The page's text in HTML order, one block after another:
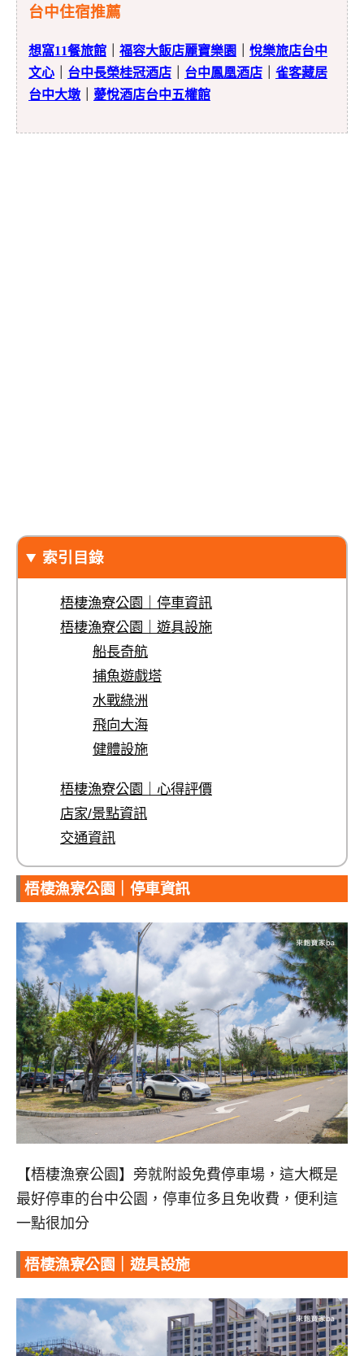
台中住宿推薦
想窩11餐旅館 福容大飯店麗寶樂園
悅樂旅店台中
文心
台中長榮桂冠酒店 台中鳳凰酒店
雀客藏居
台中大墩
薆悅酒店台中五權館
索引目錄
梧棲漁寮公園｜停車資訊
梧棲漁寮公園｜遊具設施
船長奇航
捕魚遊戲塔
水戰綠洲
飛向大海
健體設施
梧棲漁寮公園｜心得評價
店家/景點資訊
交通資訊
梧棲漁寮公園｜停車資訊
【梧棲漁寮公園】旁就附設免費停車場，這大概是
最好停車的台中公園，停車位多且免收費，便利這
一點很加分
梧棲漁寮公園｜遊具設施